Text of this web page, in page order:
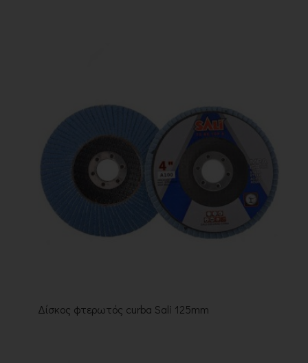
Δίσκος φτερωτός curba Sali 125mm